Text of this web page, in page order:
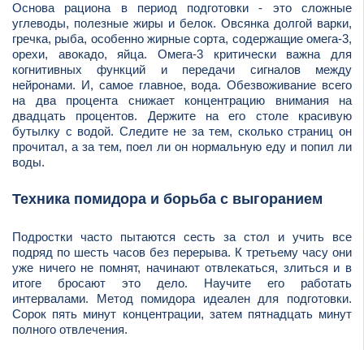
Основа рациона в период подготовки - это сложные
углеводы, полезные жиры и белок. Овсянка долгой варки,
гречка, рыба, особенно жирные сорта, содержащие омега-3,
орехи, авокадо, яйца. Омега-3 критически важна для
когнитивных функций и передачи сигналов между
нейронами. И, самое главное, вода. Обезвоживание всего
на два процента снижает концентрацию внимания на
двадцать процентов. Держите на его столе красивую
бутылку с водой. Следите не за тем, сколько страниц он
прочитал, а за тем, поел ли он нормальную еду и попил ли
воды.
Техника помидора и борьба с выгоранием
Подростки часто пытаются сесть за стол и учить все
подряд по шесть часов без перерыва. К третьему часу они
уже ничего не помнят, начинают отвлекаться, злиться и в
итоге бросают это дело. Научите его работать
интервалами. Метод помидора идеален для подготовки.
Сорок пять минут концентрации, затем пятнадцать минут
полного отвлечения.